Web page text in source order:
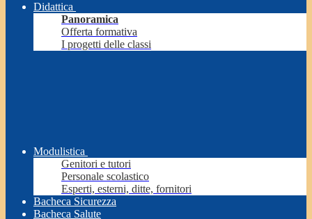
Didattica
Panoramica
Offerta formativa
I progetti delle classi
Modulistica
Genitori e tutori
Personale scolastico
Esperti, esterni, ditte, fornitori
Bacheca Sicurezza
Bacheca Salute